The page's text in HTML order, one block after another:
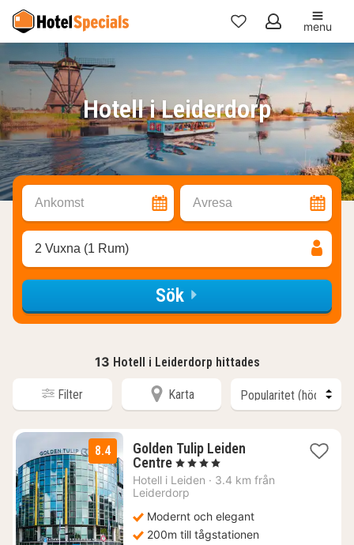
Mina
favoriter
menu
Hotell i Leiderdorp
Ankomst Avresa
2 Vuxna (1 Rum)
Sök
13 Hotell i Leiderdorp hittades
Filter Karta
8.4
Golden Tulip Leiden
Centre1
natt
från
1337
kr.
, 4 Stjärnor
Hotell i Leiden · 3.4 km från
Leiderdorp
Modernt och elegant
200m till tågstationen